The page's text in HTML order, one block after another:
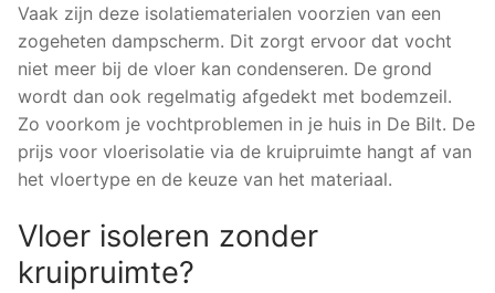
Vaak zijn deze isolatiematerialen voorzien van een
zogeheten dampscherm. Dit zorgt ervoor dat vocht
niet meer bij de vloer kan condenseren. De grond
wordt dan ook regelmatig afgedekt met bodemzeil.
Zo voorkom je vochtproblemen in je huis in De Bilt. De
prijs voor vloerisolatie via de kruipruimte hangt af van
het vloertype en de keuze van het materiaal.
Vloer isoleren zonder
kruipruimte?